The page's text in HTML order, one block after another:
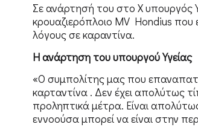
Σε ανάρτησή του στο Χ υπουργός
κρουαζιερόπλοιο MV Hondius
λόγους σε καραντίνα.
Η ανάρτηση του υπουργού Υγείας
«Ο συμπολίτης μας που
καρταντίνα . Δεν έχει απολύτως
προληπτικά μέτρα. Είναι
εννοούσα μπορεί να είναι στην